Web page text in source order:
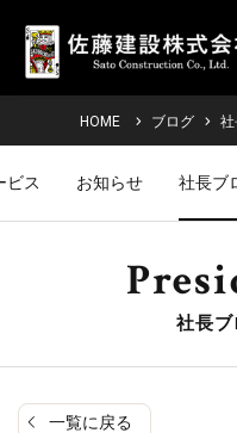
HOME ブログ
ビス お知らせ 社長ブ
社長ブ
一覧に戻る